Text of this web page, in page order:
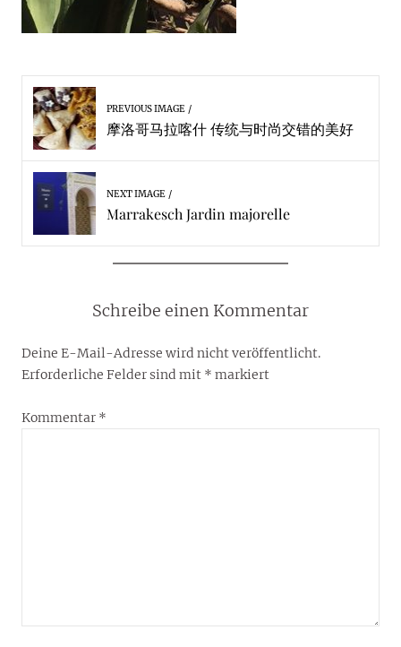
PREVIOUS IMAGE
摩洛哥马拉喀什 传统与时尚交错的美好
NEXT IMAGE
Marrakesch Jardin majorelle
Schreibe einen Kommentar
Deine E-Mail-Adresse wird nicht veröffentlicht.
Erforderliche Felder sind mit * markiert
Kommentar *